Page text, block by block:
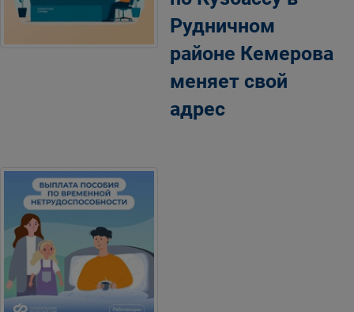
Рудничном
районе Кемерова
меняет свой
адрес